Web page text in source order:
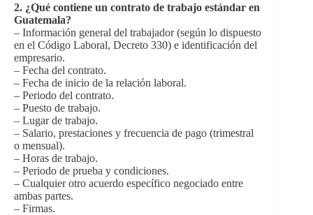
2. ¿Qué contiene un contrato de trabajo estándar en
Guatemala?
– Información general del trabajador (según lo dispuesto
en el Código Laboral, Decreto 330) e identificación del
empresario.
– Fecha del contrato.
– Fecha de inicio de la relación laboral.
– Periodo del contrato.
– Puesto de trabajo.
– Lugar de trabajo.
– Salario, prestaciones y frecuencia de pago (trimestral
o mensual).
– Horas de trabajo.
– Periodo de prueba y condiciones.
– Cualquier otro acuerdo específico negociado entre
ambas partes.
– Firmas.